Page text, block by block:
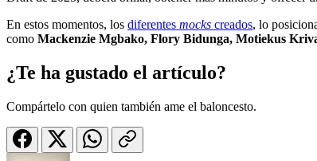
En estos momentos, los diferentes mocks creados, lo
como Mackenzie Mgbako, Flory Bidunga, Motiekus
¿Te ha gustado el artículo?
Compártelo con quien también ame el baloncesto.